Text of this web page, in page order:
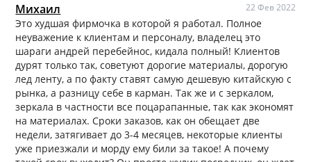
Михаил 22 Фев 2022
Это худшая фирмочка в которой я работал. Полное
неуважение к клиентам и персоналу, владелец это
шараги андрей перебейнос, кидала полный! Клиентов
дурят только так, советуют дорогие материалы, дорогую
лед ленту, а по факту ставят самую дешевую китайскую с
рынка, а разницу себе в карман. Так же и с зеркалом,
зеркала в частности все поцарапанные, так как экономят
на материалах. Сроки заказов, как он обещает две
недели, затягивает до 3-4 месяцев, некоторые клиенты
уже приезжали и морду ему били за такое! А почему